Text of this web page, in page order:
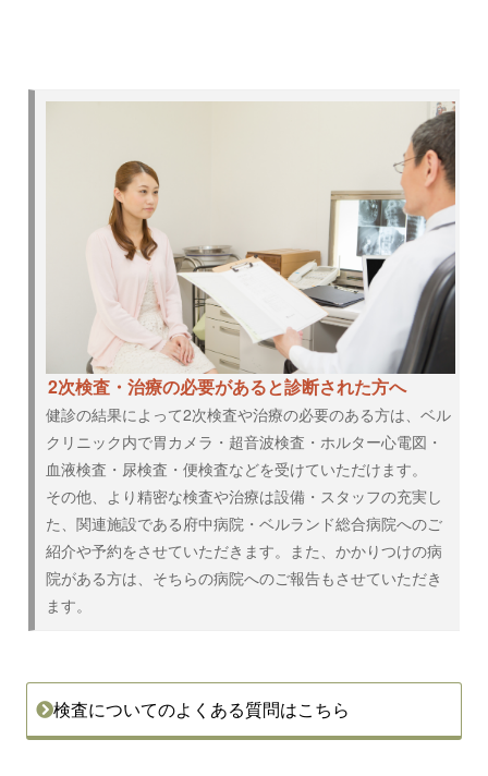
2次検査・治療の必要があると診断された方へ
健診の結果によって2次検査や治療の必要のある方は、ベル
クリニック内で胃カメラ・超音波検査・ホルター心電図・
血液検査・尿検査・便検査などを受けていただけます。
その他、より精密な検査や治療は設備・スタッフの充実し
た、関連施設である府中病院・ベルランド総合病院へのご
紹介や予約をさせていただきます。また、かかりつけの病
院がある方は、そちらの病院へのご報告もさせていただき
ます。
検査についてのよくある質問はこちら